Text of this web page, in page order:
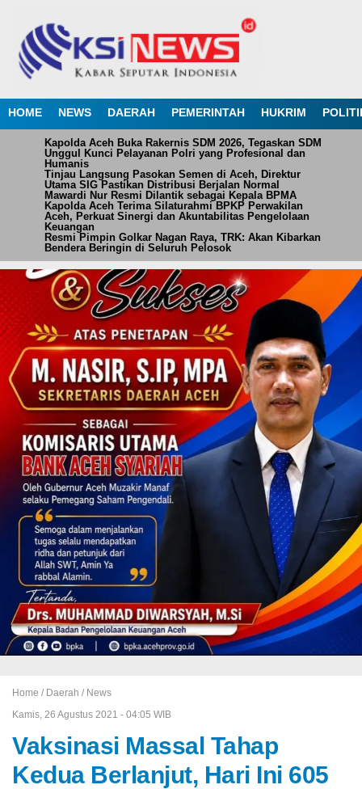
HOME NEWS DAERAH PEMERINTAH HUKRIM
Kapolda Aceh Buka Rakernis SDM 2026, Tegaskan SDM
Unggul Kunci Pelayanan Polri yang Profesional dan
Humanis
Tinjau Langsung Pasokan Semen di Aceh, Direktur
Utama SIG Pastikan Distribusi Berjalan Normal
Mawardi Nur Resmi Dilantik sebagai Kepala BPMA
Kapolda Aceh Terima Silaturahmi BPKP Perwakilan
Aceh, Perkuat Sinergi dan Akuntabilitas Pengelolaan
Keuangan
Resmi Pimpin Golkar Nagan Raya, TRK: Akan Kibarkan
Bendera Beringin di Seluruh Pelosok
Home / Daerah / News
Kamis, 26 Agustus 2021 - 04:05 WIB
Vaksinasi Massal Tahap
Kedua Berlanjut, Hari Ini 605